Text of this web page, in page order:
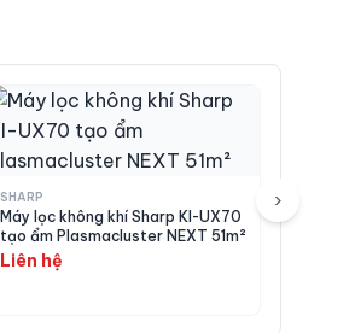
SHARP
Máy lọc không khí Sharp KI-UX70
tạo ẩm Plasmacluster NEXT 51m²
Liên hệ
›